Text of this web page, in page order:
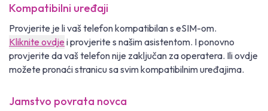
Kompatibilni uređaji
Provjerite je li vaš telefon kompatibilan s eSIM-om.
Kliknite ovdje i provjerite s našim asistentom. I ponovno
provjerite da vaš telefon nije zaključan za operatera. Ili ovdje
možete pronaći stranicu sa svim kompatibilnim uređajima.
Jamstvo povrata novca